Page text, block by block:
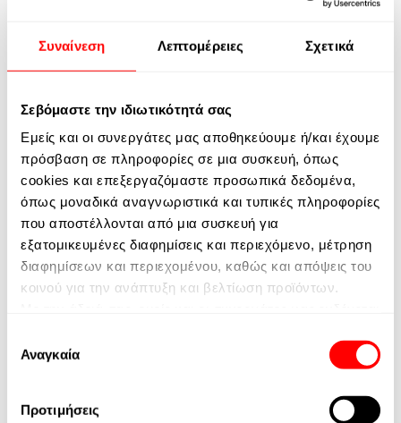
Συναίνεση Λεπτομέρειες Σχετικά
Σεβόμαστε την ιδιωτικότητά σας
Εμείς και οι συνεργάτες μας αποθηκεύουμε ή/και έχουμε
πρόσβαση σε πληροφορίες σε μια συσκευή, όπως
cookies και επεξεργαζόμαστε προσωπικά δεδομένα,
όπως μοναδικά αναγνωριστικά και τυπικές πληροφορίες
που αποστέλλονται από μια συσκευή για
εξατομικευμένες διαφημίσεις και περιεχόμενο, μέτρηση
διαφημίσεων και περιεχομένου, καθώς και απόψεις του
κοινού για την ανάπτυξη και βελτίωση προϊόντων.
τοποθεσίας και ταυτοποίησης μέσω σάρωσης
συσκευών. Μπορείτε να κάνετε κλικ για να συναινέσετε
στην επεξεργασία από εμάς και τους συνεργάτες μας
όπως περιγράφεται παραπάνω. Εναλλακτικά, μπορείτε
συγκατάθεσης
Αναγκαία
Προτιμήσεις